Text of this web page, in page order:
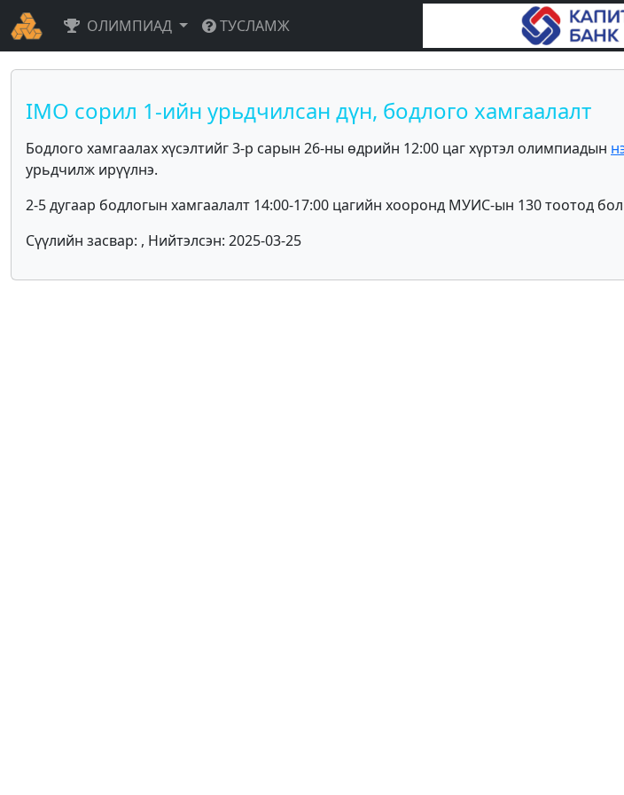
ОЛИМПИАД ТУСЛАМЖ
IMO сорил 1-ийн урьдчилсан дүн, бодлого хамгаалалт
Бодлого хамгаалах хүсэлтийг 3-р сарын 26-ны өдрийн 12:00 цаг хүртэл олимпиадын
урьдчилж ирүүлнэ.
2-5 дугаар бодлогын хамгаалалт 14:00-17:00 цагийн хооронд МУИС-ын 130 тоотод
Сүүлийн засвар: , Нийтэлсэн: 2025-03-25